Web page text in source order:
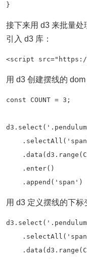
}
接下来用 d3 来批量处
引入 d3 库：
<script
用 d3 创建摆线的 dom
const COUNT = 3;
    .enter()
    .append('span')
用 d3 定义摆线的下标